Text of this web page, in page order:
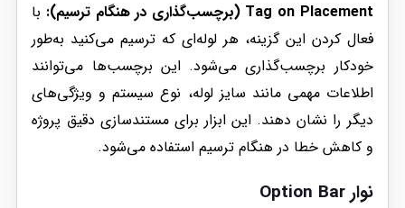
Tag on Placement (برچسب‌گذاری در هنگام ترسیم):
با
فعال کردن این گزینه، هر لوله‌ای که ترسیم می‌کنید به‌طور
خودکار برچسب‌گذاری می‌شود. این برچسب‌ها می‌توانند
اطلاعات مهمی مانند سایز لوله، نوع سیستم و ویژگی‌های
دیگر را نشان دهند. این ابزار برای مستندسازی دقیق پروژه
و کاهش خطا در هنگام ترسیم استفاده می‌شود.
نوار Option Bar